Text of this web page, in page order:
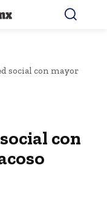
social con mayor
con